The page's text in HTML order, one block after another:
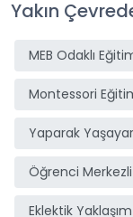
Yakın
MEB Odaklı
Montessori
Yaparak
Öğrenci
Eklektik Yaklaşım